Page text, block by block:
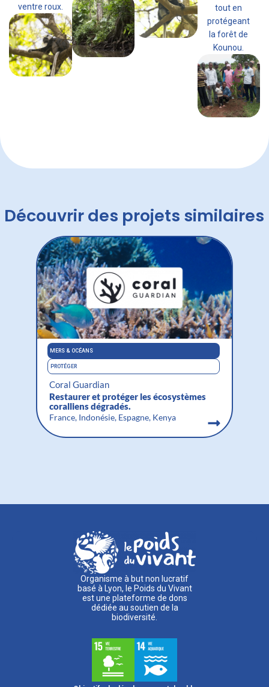
ventre roux.
tout en
protégeant
la forêt de
Kounou.
Découvrir des projets similaires
MERS & OCÉANS
PROTÉGER
Coral Guardian
Restaurer et protéger les écosystèmes
coralliens dégradés.
France, Indonésie, Espagne, Kenya
Organisme à but non lucratif
basé à Lyon, le Poids du Vivant
est une plateforme de dons
dédiée au soutien de la
biodiversité.